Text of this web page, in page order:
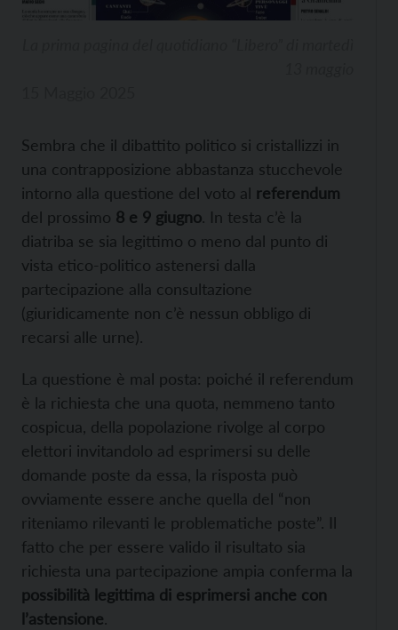
Sembra che il dibattito politico si cristallizzi in
una contrapposizione abbastanza stucchevole
intorno alla questione del voto al referendum
del prossimo 8 e 9 giugno. In testa c’è la
diatriba se sia legittimo o meno dal punto di
vista etico-politico astenersi dalla
partecipazione alla consultazione
(giuridicamente non c’è nessun obbligo di
recarsi alle urne).
La questione è mal posta: poiché il referendum
è la richiesta che una quota, nemmeno tanto
cospicua, della popolazione rivolge al corpo
elettori invitandolo ad esprimersi su delle
domande poste da essa, la risposta può
ovviamente essere anche quella del “non
riteniamo rilevanti le problematiche poste”. Il
fatto che per essere valido il risultato sia
richiesta una partecipazione ampia conferma la
possibilità legittima di esprimersi anche con
l’astensione.